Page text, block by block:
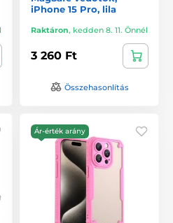
iPhone 15 Pro, lila
Raktáron, kedden 8. 11. Önnél
3 260 Ft
Összehasonlítás
Ár-érték arány